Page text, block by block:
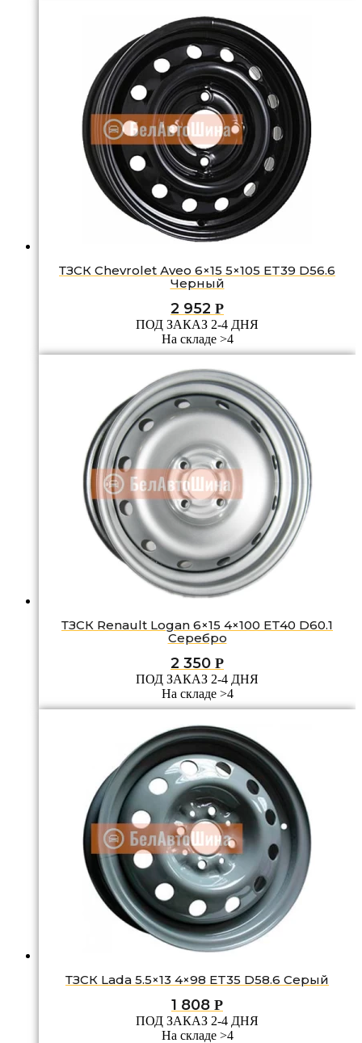
ТЗСК Chevrolet Аvео 6×15 5×105 ET39 D56.6
Черный
2 952 Р
ПОД ЗАКАЗ 2-4 ДНЯ
На складе >4
ТЗСК Renault Logan 6×15 4×100 ET40 D60.1
Серебро
2 350 Р
ПОД ЗАКАЗ 2-4 ДНЯ
На складе >4
ТЗСК Lada 5.5×13 4×98 ET35 D58.6 Серый
1 808 Р
ПОД ЗАКАЗ 2-4 ДНЯ
На складе >4